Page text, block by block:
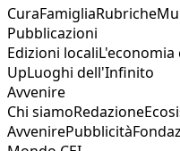
CuraFamigliaRubriche
Pubblicazioni
Edizioni localiL'economia
UpLuoghi dell'Infinito
Avvenire
Chi siamoRedazione
AvvenirePubblicità